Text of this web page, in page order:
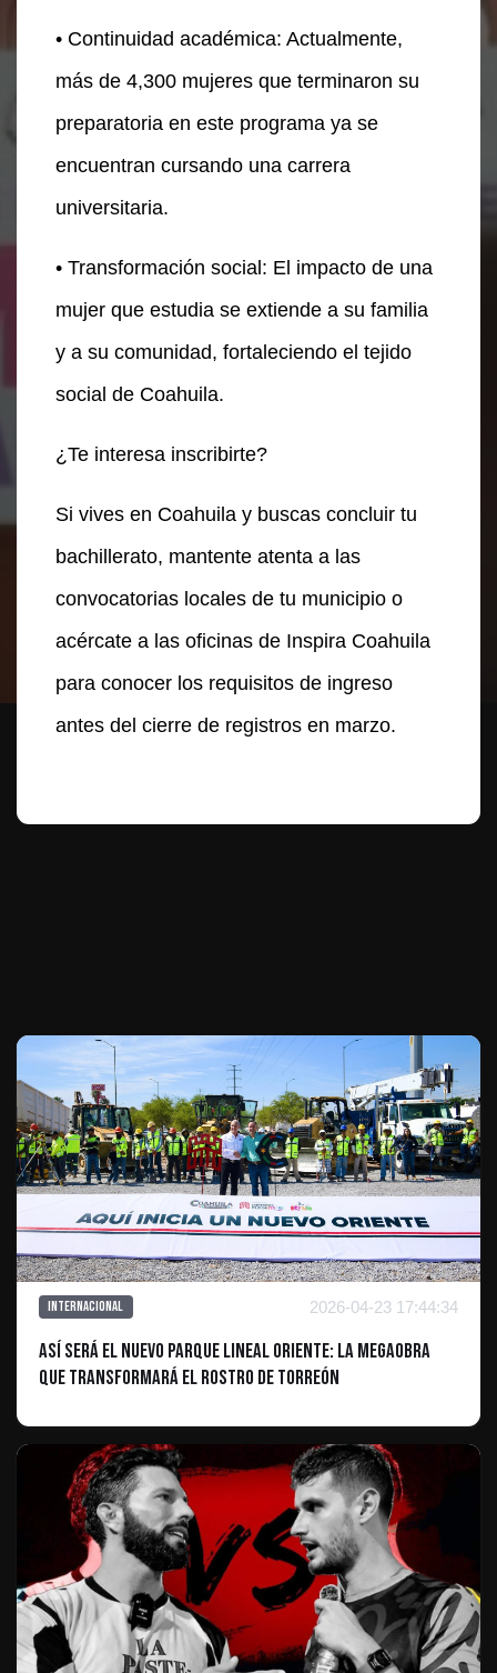
• Continuidad académica: Actualmente,
más de 4,300 mujeres que terminaron su
preparatoria en este programa ya se
encuentran cursando una carrera
universitaria.
• Transformación social: El impacto de una
mujer que estudia se extiende a su familia
y a su comunidad, fortaleciendo el tejido
social de Coahuila.
¿Te interesa inscribirte?
Si vives en Coahuila y buscas concluir tu
bachillerato, mantente atenta a las
convocatorias locales de tu municipio o
acércate a las oficinas de Inspira Coahuila
para conocer los requisitos de ingreso
antes del cierre de registros en marzo.
Internacional 2026-04-23 17:44:34
Así será el nuevo Parque Lineal Oriente: La megaobra
que transformará el rostro de Torreón